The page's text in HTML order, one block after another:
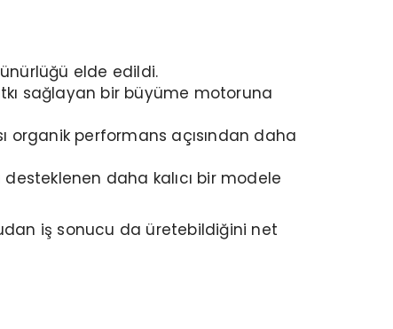
elde edildi.
sağlayan bir büyüme motoruna
organik performans açısından daha
daha kalıcı bir modele
iş sonucu da üretebildiğini net